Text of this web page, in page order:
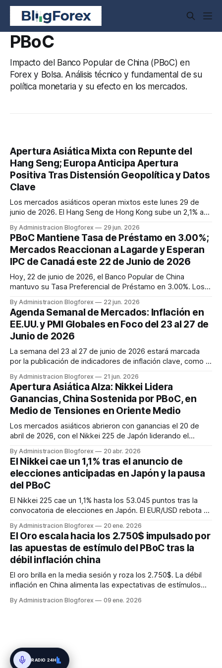
PBoC
Impacto del Banco Popular de China (PBoC) en
Forex y Bolsa. Análisis técnico y fundamental de su
política monetaria y su efecto en los mercados.
Apertura Asiática Mixta con Repunte del
Hang Seng; Europa Anticipa Apertura
Positiva Tras Distensión Geopolítica y Datos
Clave
Los mercados asiáticos operan mixtos este lunes 29 de
junio de 2026. El Hang Seng de Hong Kong sube un 2,1% a
Meituan y Alibaba. En contraste, el Nikkei 225 de Japón cae
un 1% a 68.704,70 puntos debido a las ventas en el sector
de IA, mientras q...
By Administracion Blogforex 29 jun. 2026
PBoC Mantiene Tasa de Préstamo en 3.00%;
Mercados Reaccionan a Lagarde y Esperan
IPC de Canadá este 22 de Junio de 2026
Hoy, 22 de junio de 2026, el Banco Popular de China
mantuvo su Tasa Preferencial de Préstamo en 3.00%. Los
preparan para el IPC de Canadá a las 12:30 UTC, un dato
clave para el CAD y la política monetaria.
By Administracion Blogforex 22 jun. 2026
Agenda Semanal de Mercados: Inflación en
EE.UU. y PMI Globales en Foco del 23 al 27 de
Junio de 2026
La semana del 23 al 27 de junio de 2026 estará marcada
por la publicación de indicadores de inflación clave, como el
Japón, junto con los índices PMI preliminares globales. La
decisión de tipos del PBoC y discursos de banqueros
centrales c...
By Administracion Blogforex 21 jun. 2026
Apertura Asiática Alza: Nikkei Lidera
Ganancias, China Sostenida por PBoC, en
Medio de Tensiones en Oriente Medio
Los mercados asiáticos abrieron con ganancias el 20 de
abril de 2026, con el Nikkei 225 de Japón liderando el
inteligencia artificial. El Hang Seng de Hong Kong y el
Shanghai Composite de China también registraron subidas,
este último apoyado po...
By Administracion Blogforex 20 abr. 2026
El Nikkei cae un 1,1% tras el anuncio de
elecciones anticipadas en Japón y la pausa
del PBoC
El Nikkei 225 cae un 1,1% hasta los 53.045 puntos tras la
convocatoria de elecciones en Japón. El EUR/USD rebota y
By Administracion Blogforex 20 ene. 2026
El Oro escala hacia los 2.750$ impulsado por
las apuestas de estímulo del PBoC tras la
débil inflación china
El oro brilla en la media sesión y roza los 2.750$. La débil
inflación en China alimenta las expectativas de estímulos
By Administracion Blogforex 09 ene. 2026
RADIO 24H